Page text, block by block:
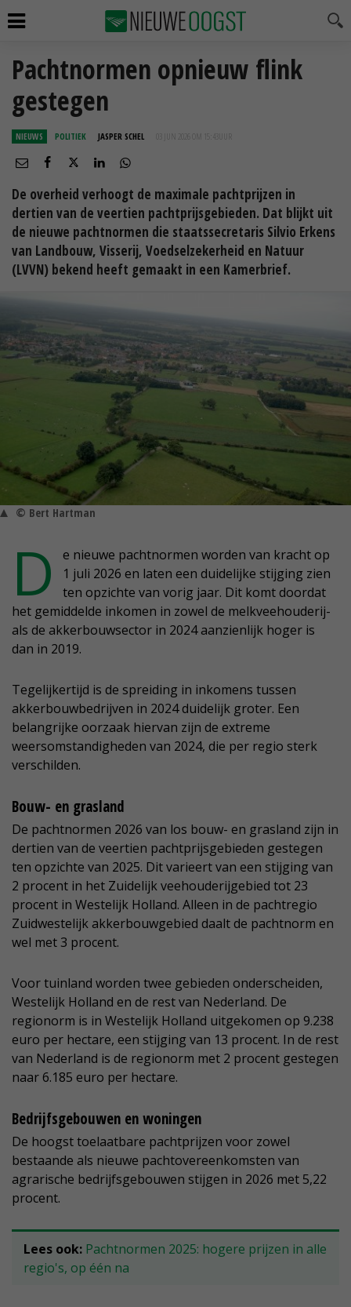
Pachtnormen opnieuw flink
gestegen
NIEUWS POLITIEK JASPER SCHEL 03 JUN 2026 OM 15:43
De overheid verhoogt de maximale pachtprijzen in
dertien van de veertien pachtprijsgebieden. Dat blijkt uit
de nieuwe pachtnormen die staatssecretaris Silvio Erkens
van Landbouw, Visserij, Voedselzekerheid en Natuur
(LVVN) bekend heeft gemaakt in een Kamerbrief.
© Bert Hartman
D
e nieuwe pachtnormen worden van kracht op
1 juli 2026 en laten een duidelijke stijging zien
ten opzichte van vorig jaar. Dit komt doordat
het gemiddelde inkomen in zowel de melkveehouderij-
als de akkerbouwsector in 2024 aanzienlijk hoger is
dan in 2019.
Tegelijkertijd is de spreiding in inkomens tussen
akkerbouwbedrijven in 2024 duidelijk groter. Een
belangrijke oorzaak hiervan zijn de extreme
weersomstandigheden van 2024, die per regio sterk
verschilden.
Bouw- en grasland
De pachtnormen 2026 van los bouw- en grasland zijn in
dertien van de veertien pachtprijsgebieden gestegen
ten opzichte van 2025. Dit varieert van een stijging van
2 procent in het Zuidelijk veehouderijgebied tot 23
procent in Westelijk Holland. Alleen in de pachtregio
Zuidwestelijk akkerbouwgebied daalt de pachtnorm en
wel met 3 procent.
Voor tuinland worden twee gebieden onderscheiden,
Westelijk Holland en de rest van Nederland. De
regionorm is in Westelijk Holland uitgekomen op 9.238
euro per hectare, een stijging van 13 procent. In de rest
van Nederland is de regionorm met 2 procent gestegen
naar 6.185 euro per hectare.
Bedrijfsgebouwen en woningen
De hoogst toelaatbare pachtprijzen voor zowel
bestaande als nieuwe pachtovereenkomsten van
agrarische bedrijfsgebouwen stijgen in 2026 met 5,22
procent.
Lees ook: Pachtnormen 2025: hogere prijzen in alle
regio's, op één na